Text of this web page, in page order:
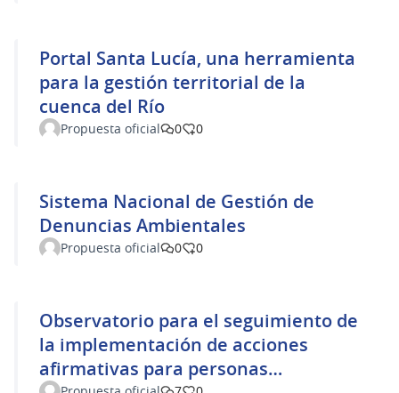
Portal Santa Lucía, una herramienta
para la gestión territorial de la
cuenca del Río
Propuesta oficial 0 0
Sistema Nacional de Gestión de
Denuncias Ambientales
Propuesta oficial 0 0
Observatorio para el seguimiento de
la implementación de acciones
afirmativas para personas